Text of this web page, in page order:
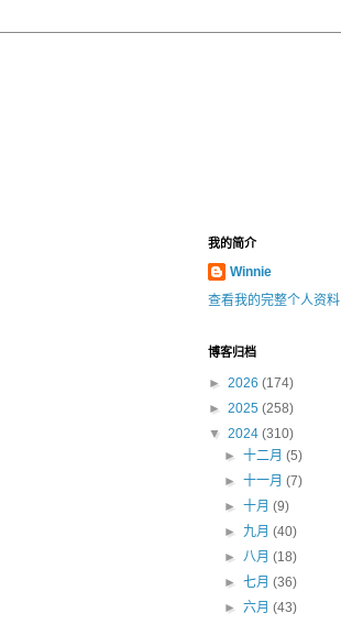
我的简介
Winnie
查看我的完整个人资料
博客归档
► 2026 (174)
► 2025 (258)
▼ 2024 (310)
►十二月(5)
►十一月(7)
►十月(9)
► 九月(40)
►八月(18)
►七月(36)
►六月(43)